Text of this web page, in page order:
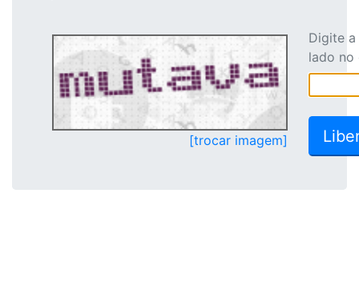
[trocar imagem]
Digite
lado no